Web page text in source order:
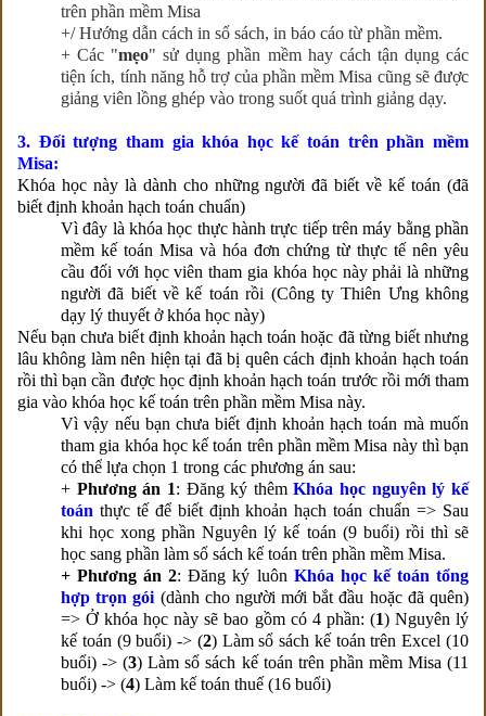
trên phần mềm Misa
+/ Hướng dẫn cách in sổ sách, in báo cáo từ phần mềm.
+ Các "mẹo" sử dụng phần mềm hay cách tận dụng các
tiện ích, tính năng hỗ trợ của phần mềm Misa cũng sẽ được
giảng viên lồng ghép vào trong suốt quá trình giảng dạy.
3. Đối tượng tham gia khóa học kế toán trên phần mềm
Misa:
Khóa học này là dành cho những người đã biết về kế toán (đã
biết định khoản hạch toán chuẩn)
Vì đây là khóa học thực hành trực tiếp trên máy bằng phần
mềm kế toán Misa và hóa đơn chứng từ thực tế nên yêu
cầu đối với học viên tham gia khóa học này phải là những
người đã biết về kế toán rồi (Công ty Thiên Ưng không
dạy lý thuyết ở khóa học này)
Nếu bạn chưa biết định khoản hạch toán hoặc đã từng biết nhưng
lâu không làm nên hiện tại đã bị quên cách định khoản hạch toán
rồi thì bạn cần được học định khoản hạch toán trước rồi mới tham
gia vào khóa học kế toán trên phần mềm Misa này.
Vì vậy nếu bạn chưa biết định khoản hạch toán mà muốn
tham gia khóa học kế toán trên phần mềm Misa này thì bạn
có thể lựa chọn 1 trong các phương án sau:
+ Phương án 1: Đăng ký thêmKhóa học nguyên lý kế
toán thực tế để biết định khoản hạch toán chuẩn => Sau
khi học xong phần Nguyên lý kế toán (9 buổi) rồi thì sẽ
học sang phần làm sổ sách kế toán trên phần mềm Misa.
+ Phương án 2: Đăng ký luôn Khóa học kế toán tổng
hợp trọn gói (dành cho người mới bắt đầu hoặc đã quên)
=> Ở khóa học này sẽ bao gồm có 4 phần: (1) Nguyên lý
kế toán (9 buổi) -> (2) Làm sổ sách kế toán trên Excel (10
buổi) -> (3) Làm sổ sách kế toán trên phần mềm Misa (11
buổi) -> (4) Làm kế toán thuế (16 buổi)